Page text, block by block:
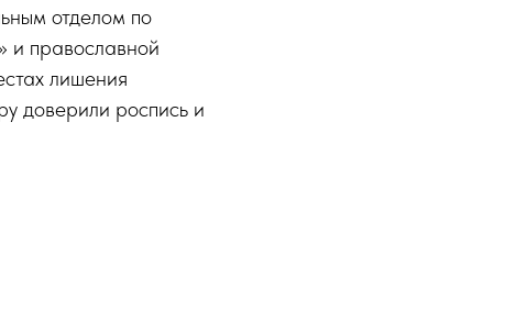
отделом по
и православной
лишения
доверили роспись и